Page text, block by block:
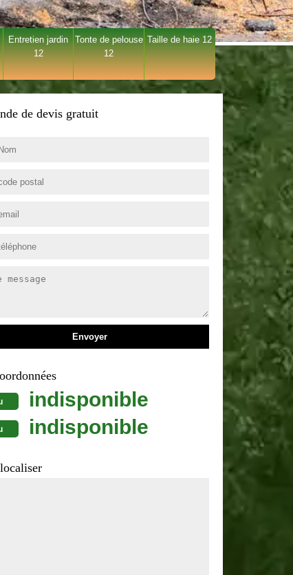
Entretien jardin
12
Tonte de pelouse
12
Taille de haie 12
de devis gratuit
indisponible
indisponible